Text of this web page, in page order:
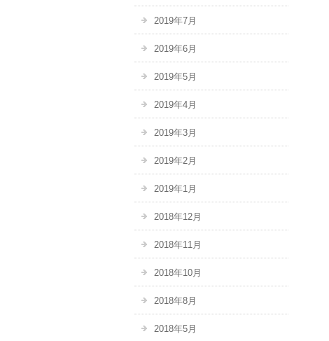
2019年7月
2019年6月
2019年5月
2019年4月
2019年3月
2019年2月
2019年1月
2018年12月
2018年11月
2018年10月
2018年8月
2018年5月